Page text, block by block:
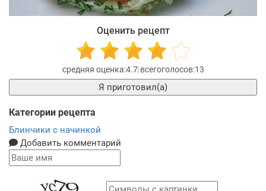
Оценить рецепт
4.7 13
Я приготовил(а)
Категории рецепта
Блинчики с начинкой
Добавить комментарий